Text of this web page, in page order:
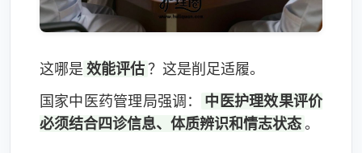
这哪是 效能评估？这是削足适履。
国家中医药管理局强调：
中医护理效果评价
必须结合四诊信息、体质辨识和情志状态。